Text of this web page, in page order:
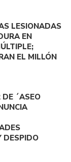
LESIONADAS
EN
EL MILLÓN
´ASEO
DESPIDO